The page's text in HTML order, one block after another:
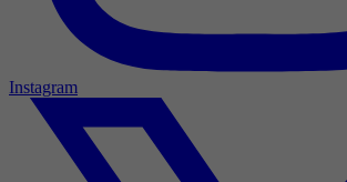
Instagram